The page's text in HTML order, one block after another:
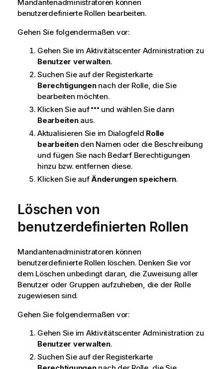
Mandantenadministratoren können
benutzerdefinierte Rollen bearbeiten.
Gehen Sie folgendermaßen vor:
Gehen Sie im Aktivitätscenter Administration zu
Benutzer verwalten.
Suchen Sie auf der Registerkarte
Berechtigungennach der Rolle, die Sie
bearbeiten möchten.
Klicken Sie auf
und wählen Sie dann
Bearbeitenaus.
Aktualisieren Sie im Dialogfeld Rolle
bearbeitenden Namen oder die Beschreibung
und fügen Sie nach Bedarf Berechtigungen
hinzu bzw. entfernen diese.
Klicken Sie aufÄnderungen speichern.
Löschen von
benutzerdefinierten Rollen
Mandantenadministratoren können
benutzerdefinierte Rollen löschen. Denken Sie vor
dem Löschen unbedingt daran, die Zuweisung aller
Benutzer oder Gruppen aufzuheben, die der Rolle
zugewiesen sind.
Gehen Sie folgendermaßen vor:
Gehen Sie im Aktivitätscenter Administration zu
Benutzer verwalten.
Suchen Sie auf der Registerkarte